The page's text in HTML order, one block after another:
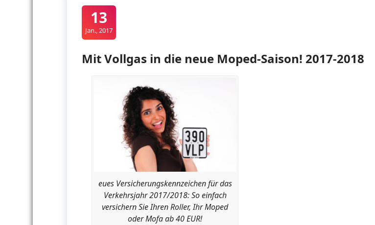
13
Jan., 2017
Mit Vollgas in die neue Moped-Saison! 2017-2018
eues Versicherungskennzeichen für das
Verkehrsjahr 2017/2018: So einfach
versichern Sie Ihren Roller, Ihr Moped
oder Mofa ab 40 EUR!